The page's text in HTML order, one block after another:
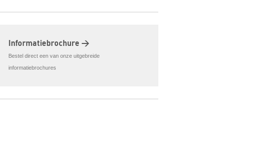
Informatiebrochure >
Bestel direct een van onze uitgebreide
informatiebrochures